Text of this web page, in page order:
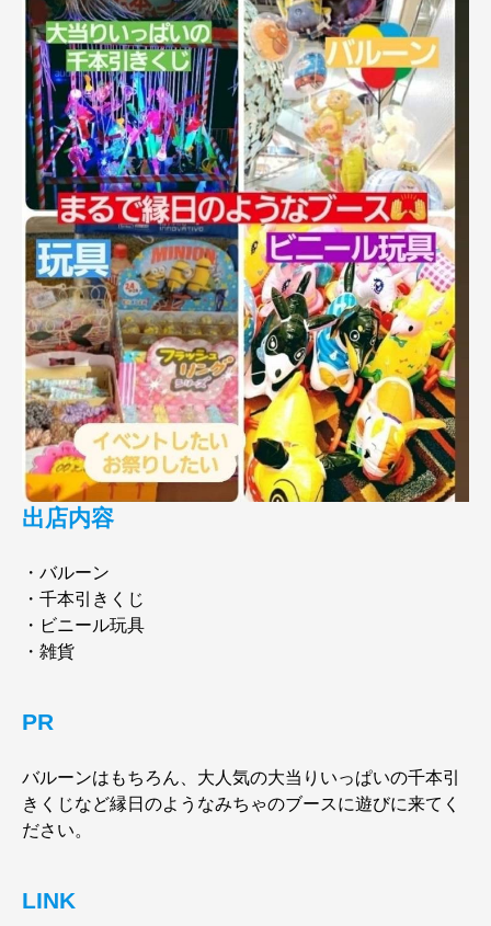
出店内容
・バルーン
・千本引きくじ
・ビニール玩具
・雑貨
PR
バルーンはもちろん、大人気の大当りいっぱいの千本引
きくじなど縁日のようなみちゃのブースに遊びに来てく
ださい。
LINK